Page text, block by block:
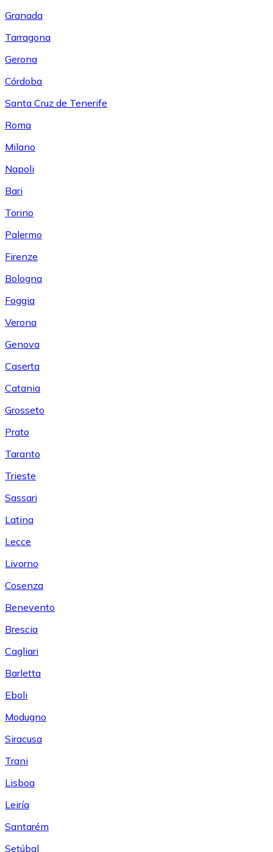
Granada
Tarragona
Gerona
Córdoba
Santa Cruz de Tenerife
Roma
Milano
Napoli
Bari
Torino
Palermo
Firenze
Bologna
Foggia
Verona
Genova
Caserta
Catania
Grosseto
Prato
Taranto
Trieste
Sassari
Latina
Lecce
Livorno
Cosenza
Benevento
Brescia
Cagliari
Barletta
Eboli
Modugno
Siracusa
Trani
Lisboa
Leiría
Santarém
Setúbal